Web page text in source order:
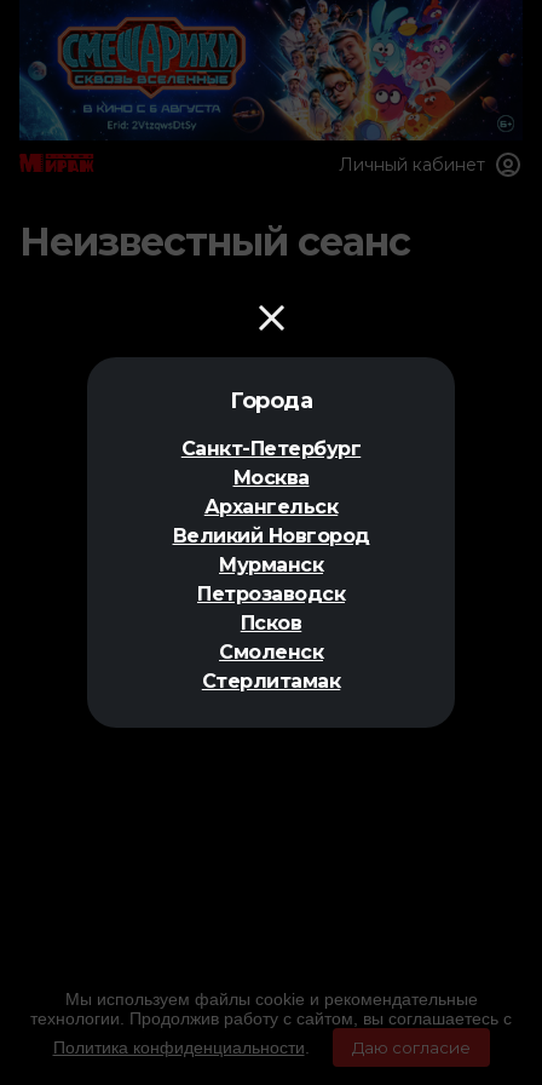
Города
Санкт-Петербург
Москва
Архангельск
Великий Новгород
Мурманск
Петрозаводск
Псков
Смоленск
Стерлитамак
Личный кабинет
Неизвестный сеанс
Мы используем файлы cookie и рекомендательные
технологии. Продолжив работу с сайтом, вы соглашаетесь с
Политика конфиденциальности
Даю согласие